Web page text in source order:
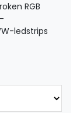
RGB
ledstrips